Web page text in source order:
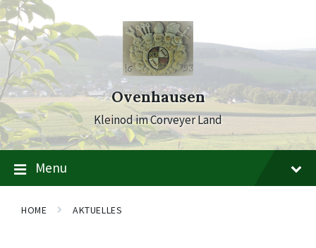
Skip
to
content
Skip
to
main
navigation
Skip
to
footer
Ovenhausen
Kleinod im Corveyer Land
Menu
HOME AKTUELLES